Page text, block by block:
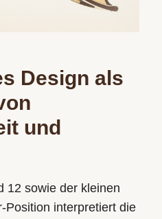
Design als
und
12 sowie der kleinen
Position interpretiert die